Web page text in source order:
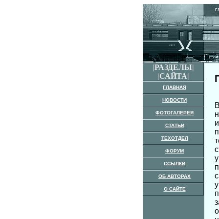
|РАЗДЕЛЫ|
|САЙТА|
ГЛАВНАЯ
НОВОСТИ
ФОТОГАЛЕРЕЯ
СТАТЬИ
ТЕХОТДЕЛ
ФОРУМ
ССЫЛКИ
ОБ АВТОРАХ
О САЙТЕ